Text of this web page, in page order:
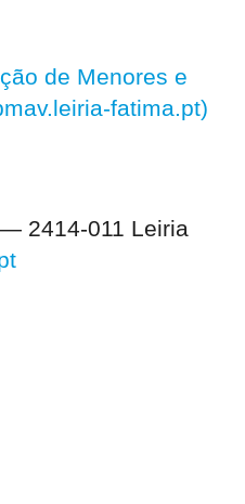
de Menores e
fatima.pt)
2414-011 Leiria